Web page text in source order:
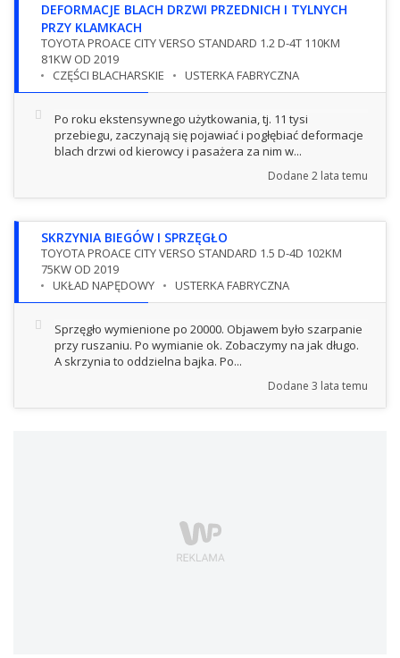
DEFORMACJE BLACH DRZWI PRZEDNICH I TYLNYCH
PRZY KLAMKACH
TOYOTA PROACE CITY VERSO STANDARD 1.2 D-4T 110KM
81KW OD 2019
CZĘŚCI BLACHARSKIE
USTERKA FABRYCZNA
Po roku ekstensywnego użytkowania, tj. 11 tysi
przebiegu, zaczynają się pojawiać i pogłębiać deformacje
blach drzwi od kierowcy i pasażera za nim w...
Dodane 2 lata temu
SKRZYNIA BIEGÓW I SPRZĘGŁO
TOYOTA PROACE CITY VERSO STANDARD 1.5 D-4D 102KM
75KW OD 2019
UKŁAD NAPĘDOWY
USTERKA FABRYCZNA
Sprzęgło wymienione po 20000. Objawem było szarpanie
przy ruszaniu. Po wymianie ok. Zobaczymy na jak długo.
A skrzynia to oddzielna bajka. Po...
Dodane 3 lata temu